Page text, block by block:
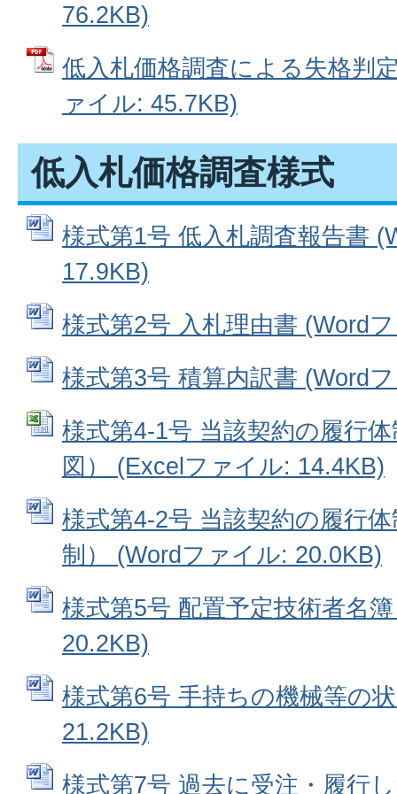
76.2KB)
低入札価格調査による失格判
ァイル: 45.7KB)
低入札価格調査様式
様式第1号 低入札調査報告書
17.9KB)
様式第2号 入札理由書 (Word
様式第3号 積算内訳書 (Word
様式第4-1号 当該契約の履行
図） (Excelファイル: 14.4KB)
様式第4-2号 当該契約の履行
制） (Wordファイル: 20.0KB)
様式第5号 配置予定技術者名
20.2KB)
様式第6号 手持ちの機械等の
21.2KB)
様式第7号 過去に受注・履行